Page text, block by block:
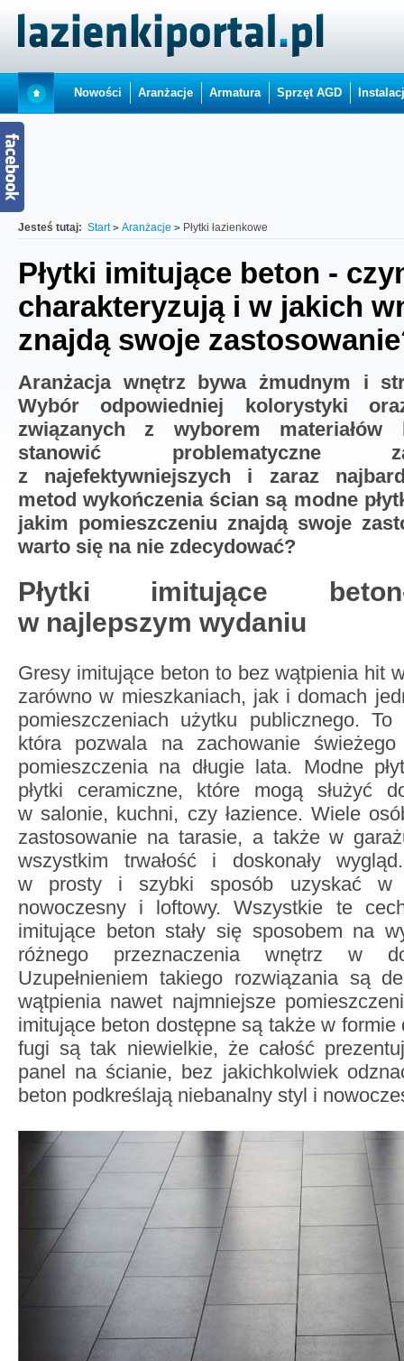
Nowości Aranżacje Armatura Sprzęt AGD
Jesteś tutaj: Start Aranżacje Płytki łazienkowe
Płytki imitujące beton -
charakteryzują i w jakich
znajdą swoje
Aranżacja wnętrz bywa żmudnym i
Wybór odpowiedniej kolorystyki
związanych z wyborem materiałów
stanowić problematyczne
z najefektywniejszych i zaraz
metod wykończenia ścian są modne
jakim pomieszczeniu znajdą swoje
warto się na nie zdecydować?
Płytki imitujące
w najlepszym wydaniu
Gresy imitujące beton to bez wątpienia hit
zarówno w mieszkaniach, jak i domach
pomieszczeniach użytku publicznego. To
która pozwala na zachowanie
pomieszczenia na długie lata. Modne
płytki ceramiczne, które mogą służyć
w salonie, kuchni, czy łazience. Wiele
zastosowanie na tarasie, a także w
wszystkim trwałość i doskonały
w prosty i szybki sposób uzyskać w
nowoczesny i loftowy. Wszystkie te
imitujące beton stały się sposobem na
różnego przeznaczenia wnętrz w
Uzupełnieniem takiego rozwiązania są
wątpienia nawet najmniejsze
imitujące beton dostępne są także w formie
fugi są tak niewielkie, że całość
panel na ścianie, bez jakichkolwiek
beton podkreślają niebanalny styl i